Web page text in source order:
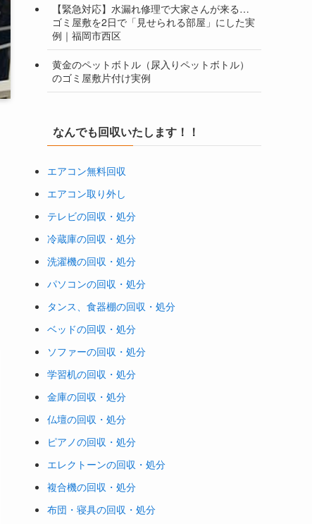
【緊急対応】水漏れ修理で大家さんが来る…
ゴミ屋敷を2日で「見せられる部屋」にした実
例｜福岡市西区
黄金のペットボトル（尿入りペットボトル）
のゴミ屋敷片付け実例
なんでも回収いたします！！
エアコン無料回収
エアコン取り外し
テレビの回収・処分
冷蔵庫の回収・処分
洗濯機の回収・処分
パソコンの回収・処分
タンス、食器棚の回収・処分
ベッドの回収・処分
ソファーの回収・処分
学習机の回収・処分
金庫の回収・処分
仏壇の回収・処分
ピアノの回収・処分
エレクトーンの回収・処分
複合機の回収・処分
布団・寝具の回収・処分